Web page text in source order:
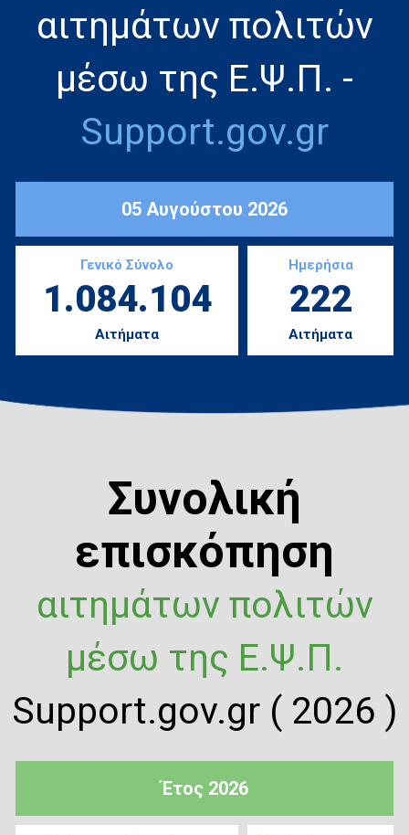
αιτημάτων πολιτών
μέσω της Ε.Ψ.Π. -
Support.gov.gr
05 Αυγούστου 2026
Γενικό Σύνολο
1.084.104
Αιτήματα
Ημερήσια
222
Αιτήματα
Έτος 2026
Συνολική
επισκόπηση
αιτημάτων πολιτών
μέσω της Ε.Ψ.Π.
Support.gov.gr ( 2026 )